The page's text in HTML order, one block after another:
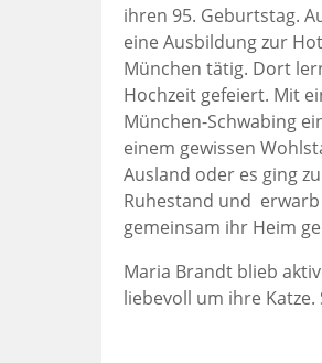
ihren 95. Geburtstag.
eine Ausbildung zur
München tätig. Dort
Hochzeit gefeiert. Mit
München-Schwabing
einem gewissen
Ausland oder es ging
Ruhestand und
gemeinsam ihr Heim
Maria Brandt blieb
liebevoll um ihre